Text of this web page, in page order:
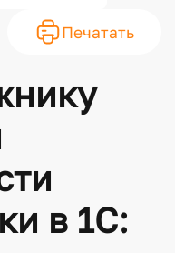
Печатать
в 1С: